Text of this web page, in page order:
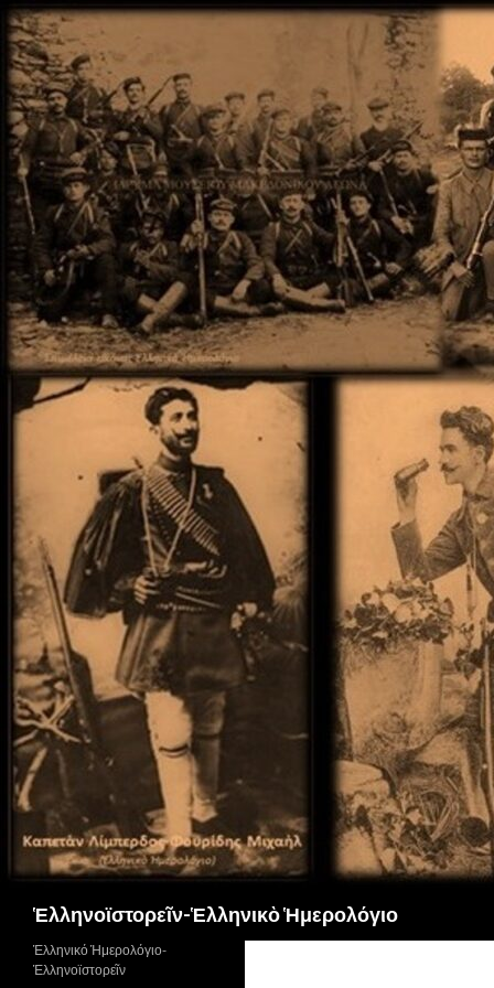
Ἑλληνοϊστορεῖν-Ἑλληνικὸ Ἡμερολόγιο
Ἑλληνικό Ἡμερολόγιο-
Ἑλληνοϊστορεῖν